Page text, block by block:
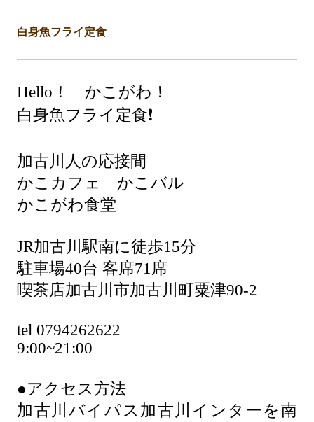
白身魚フライ定食
Hello！ かこがわ！
白身魚フライ定食❗️
加古川人の応接間
かこカフェ かこバル
かこがわ食堂
JR加古川駅南に徒歩15分
駐車場40台 客席71席
喫茶店加古川市加古川町粟津90-2
tel 0794262622
9:00~21:00
●アクセス方法
加古川バイパス加古川インターを南